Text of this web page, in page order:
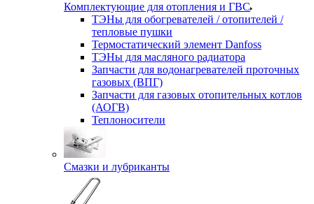
Комплектующие для отопления и ГВС
ТЭНы для обогревателей / отопителей /
тепловые пушки
Термостатический элемент Danfoss
ТЭНы для масляного радиатора
Запчасти для водонагревателей проточных
газовых (ВПГ)
Запчасти для газовых отопительных котлов
(АОГВ)
Теплоносители
Смазки и лубриканты